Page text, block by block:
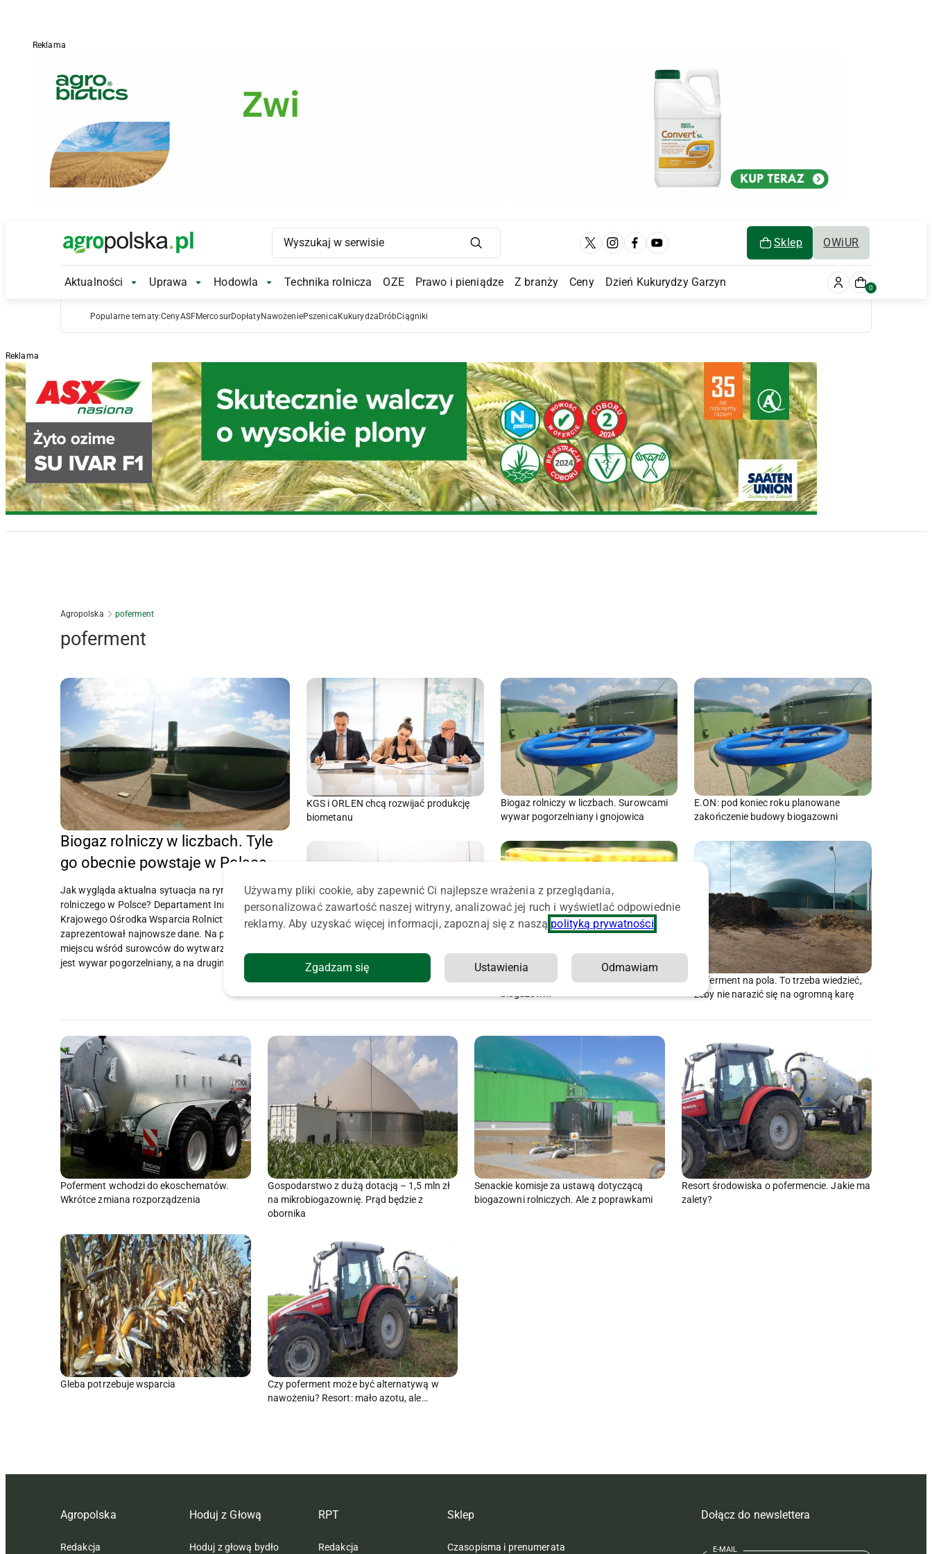
Reklama
Main Logo Sklep OWiUR
Main Navigation
Aktualności Aktualności Submenu
Uprawa Uprawa Submenu
Hodowla Hodowla Submenu
Technika rolnicza OZE Prawo i pieniądze Z branży Ceny Dzień Kukurydzy Garzyn 0
Popularne tematy:CenyASFMercosurDopłatyNawożeniePszenica Kukurydza DróbCiągniki
Reklama
Agropolska poferment
poferment
Biogaz rolniczy w liczbach. Tyle
go obecnie powstaje w Polsce
Jak wygląda aktualna sytuacja na rynku biogazu
rolniczego w Polsce? Departament Innowacji
Krajowego Ośrodka Wsparcia Rolnictwa (KOWR)
zaprezentował najnowsze dane. Na pierwszym
miejscu wśród surowców do wytwarzania biogazu
jest wywar pogorzelniany, a na drugim - gnojowica.
KGS i ORLEN chcą rozwijać produkcję
biometanu
Biogaz rolniczy w liczbach. Surowcami
wywar pogorzelniany i gnojowica
E.ON: pod koniec roku planowane
zakończenie budowy biogazowni
Produkują biogaz z gnojowicy i
Minister podpisał rozporządzenia ws.
znakowania miodu i substratów do
Poferment na pola. To trzeba wiedzieć,
żeby nie narazić się na ogromną karę
Poferment wchodzi do ekoschematów.
Wkrótce zmiana rozporządzenia
Gospodarstwo z dużą dotacją – 1,5 mln zł
na mikrobiogazownię. Prąd będzie z
obornika
Senackie komisje za ustawą dotyczącą
biogazowni rolniczych. Ale z poprawkami
Resort środowiska o pofermencie. Jakie ma
zalety?
Gleba potrzebuje wsparcia
Czy poferment może być alternatywą w
nawożeniu? Resort: mało azotu, ale…
Agropolska
Redakcja
Hoduj z Głową
Hoduj z głową bydło
RPT
Redakcja
Sklep
Czasopisma i prenumerata
Dołącz do newslettera
E-MAIL
Używamy pliki cookie, aby zapewnić Ci najlepsze wrażenia z przeglądania,
personalizować zawartość naszej witryny, analizować jej ruch i wyświetlać odpowiednie
reklamy. Aby uzyskać więcej informacji, zapoznaj się z naszą polityką prywatności
Zgadzam się Ustawienia Odmawiam